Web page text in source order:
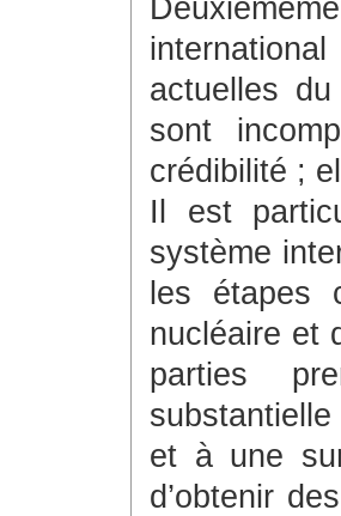
actuelles
sont
crédibilité ;
Il est
système
les étapes
nucléaire et
parties
et à une
d’obtenir